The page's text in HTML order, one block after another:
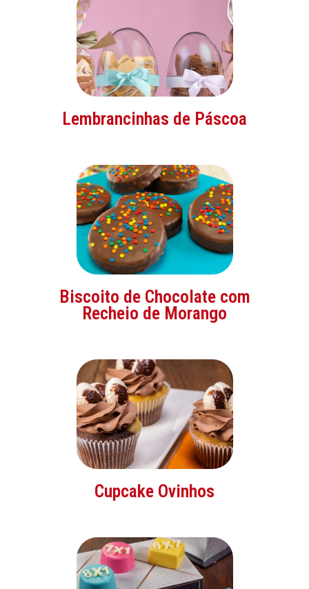
Lembrancinhas de Páscoa
Biscoito de Chocolate com
Recheio de Morango
Cupcake Ovinhos